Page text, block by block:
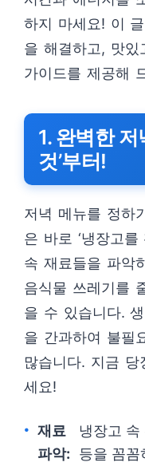
하지 마세요! 이
을 해결하고, 맛
가이드를 제공해
1. 완벽한 저
것’부터!
저녁 메뉴를 정하
은 바로 ‘냉장고를
속 재료들을 파악
음식물 쓰레기를
을 수 있습니다.
을 간과하여 불필
많습니다. 지금
세요!
재료
파악:
냉장고 속
등을 꼼꼼